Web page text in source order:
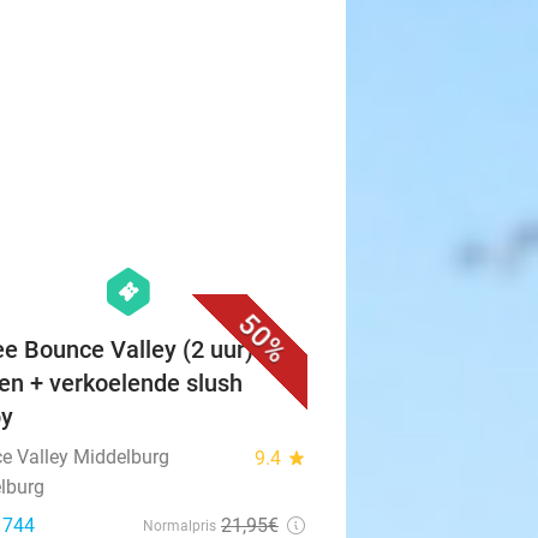
50%
hexagon
events
Bounce Valley (2 uur) +
+ verkoelende slush
Valley Middelburg 9.4 star
21 ,95 €